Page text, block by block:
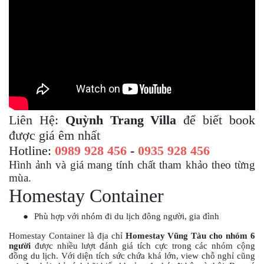
YAMAHA
PG-
1
CẢNG
GIVI
ZR
ĐỒ
CHƠI
XE
KIỆN
XSR
155
Liên Hệ: Quỳnh Trang Villa để biết book
được giá êm nhất
Hotline: 0989 928 456 - 0935 928 456
Hình ảnh và giá mang tính chất tham khảo theo từng
mùa.
Homestay Container
● Phù hợp với nhóm đi du lịch đông người, gia đình
Homestay Container là địa chỉ Homestay Vũng Tàu cho nhóm 6
người được nhiều lượt đánh giá tích cực trong các nhóm cộng
đồng du lịch. Với diện tích sức chứa khá lớn, view chỗ nghỉ cũng